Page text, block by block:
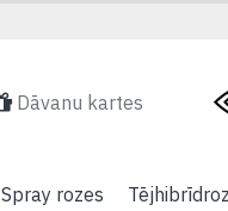
Dāvanu kartes
Spray rozes